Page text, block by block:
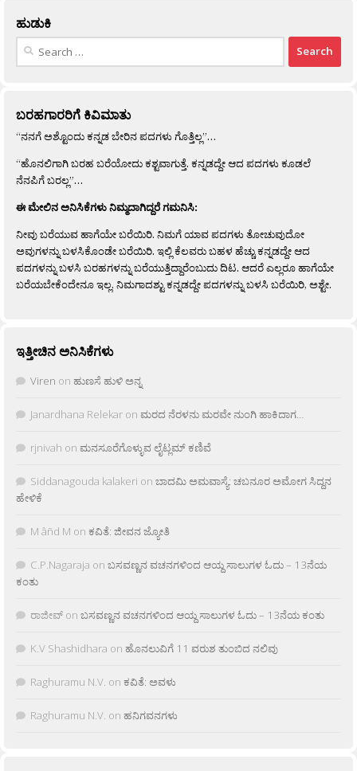
ಹುಡುಕಿ
Search
ಬರಹಗಾರರಿಗೆ ಕಿವಿಮಾತು
“ನನಗೆ ಅಶ್ಟೊಂದು ಕನ್ನಡ ಬೇರಿನ ಪದಗಳು ಗೊತ್ತಿಲ್ಲ”…
“ಹೊನಲಿಗಾಗಿ ಬರಹ ಬರೆಯೋದು ಕಶ್ಟವಾಗುತ್ತೆ. ಕನ್ನಡದ್ದೇ ಆದ ಪದಗಳು ಕೂಡಲೆ
ನೆನಪಿಗೆ ಬರಲ್ಲ”…
ಈ ಮೇಲಿನ ಅನಿಸಿಕೆಗಳು ನಿಮ್ಮದಾಗಿದ್ದರೆ ಗಮನಿಸಿ:
ನೀವು ಬರೆಯುವ ಹಾಗೆಯೇ ಬರೆಯಿರಿ. ನಿಮಗೆ ಯಾವ ಪದಗಳು ತೋಚುವುದೋ
ಅವುಗಳನ್ನು ಬಳಸಿಕೊಂಡೇ ಬರೆಯಿರಿ. ಇಲ್ಲಿ ಕೆಲವರು ಬಹಳ ಹೆಚ್ಚು ಕನ್ನಡದ್ದೇ ಆದ
ಪದಗಳನ್ನು ಬಳಸಿ ಬರಹಗಳನ್ನು ಬರೆಯುತ್ತಿದ್ದಾರೆಂಬುದು ದಿಟ. ಆದರೆ ಎಲ್ಲರೂ ಹಾಗೆಯೇ
ಬರೆಯಬೇಕೆಂದೇನೂ ಇಲ್ಲ. ನಿಮಗಾದಶ್ಟು ಕನ್ನಡದ್ದೇ ಪದಗಳನ್ನು ಬಳಸಿ ಬರೆಯಿರಿ, ಅಶ್ಟೇ.
ಇತ್ತೀಚಿನ ಅನಿಸಿಕೆಗಳು
Viren on ಹುಣಸೆ ಹುಳಿ ಅನ್ನ
Janardhana Relekar on ಮರದ ನೆರಳನು ಮರವೇ ನುಂಗಿ ಹಾಕಿದಾಗ…
rjnivah on ಮನಸೂರೆಗೊಳ್ಳುವ ಲೈಟ್ಲಮ್ ಕಣಿವೆ
Siddanagouda kalakeri on ಬಾದಮಿ ಅಮವಾಸ್ಯೆ: ಚಬನೂರ ಅಮೋಗ ಸಿದ್ದನ
ಹೇಳಿಕೆ
M âñd M on ಕವಿತೆ: ಜೀವನ ಜ್ಯೋತಿ
C.P.Nagaraja on ಬಸವಣ್ಣನ ವಚನಗಳಿಂದ ಆಯ್ದ ಸಾಲುಗಳ ಓದು – 13ನೆಯ
ಕಂತು
ರಾಜೀವ್ on ಬಸವಣ್ಣನ ವಚನಗಳಿಂದ ಆಯ್ದ ಸಾಲುಗಳ ಓದು – 13ನೆಯ ಕಂತು
K.V Shashidhara on ಹೊನಲುವಿಗೆ 11 ವರುಶ ತುಂಬಿದ ನಲಿವು
Raghuramu N.V. on ಕವಿತೆ: ಅವಳು
Raghuramu N.V. on ಹನಿಗವನಗಳು